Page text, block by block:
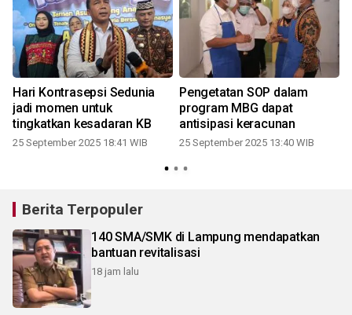
Hari Kontrasepsi Sedunia
jadi momen untuk
tingkatkan kesadaran KB
25 September 2025 18:41 WIB
Pengetatan SOP dalam
program MBG dapat
antisipasi keracunan
25 September 2025 13:40 WIB
Berita Terpopuler
140 SMA/SMK di Lampung mendapatkan
bantuan revitalisasi
18 jam lalu